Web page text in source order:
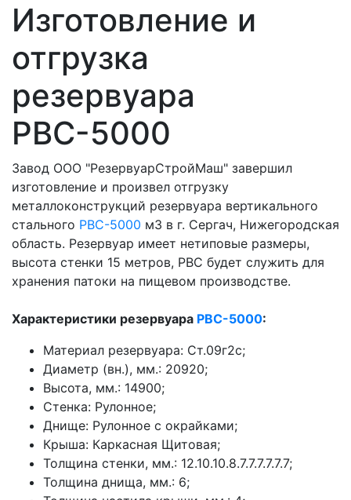
Изготовление и
отгрузка
резервуара
РВС-5000
Завод ООО "РезервуарСтройМаш" завершил
изготовление и произвел отгрузку
металлоконструкций резервуара вертикального
стального РВС-5000 м3 в г. Сергач, Нижегородская
область. Резервуар имеет нетиповые размеры,
высота стенки 15 метров, РВС будет служить для
хранения патоки на пищевом производстве.
Характеристики резервуара РВС-5000:
Материал резервуара: Ст.09г2с;
Диаметр (вн.), мм.: 20920;
Высота, мм.: 14900;
Стенка: Рулонное;
Днище: Рулонное с окрайками;
Крыша: Каркасная Щитовая;
Толщина стенки, мм.: 12.10.10.8.7.7.7.7.7.7;
Толщина днища, мм.: 6;